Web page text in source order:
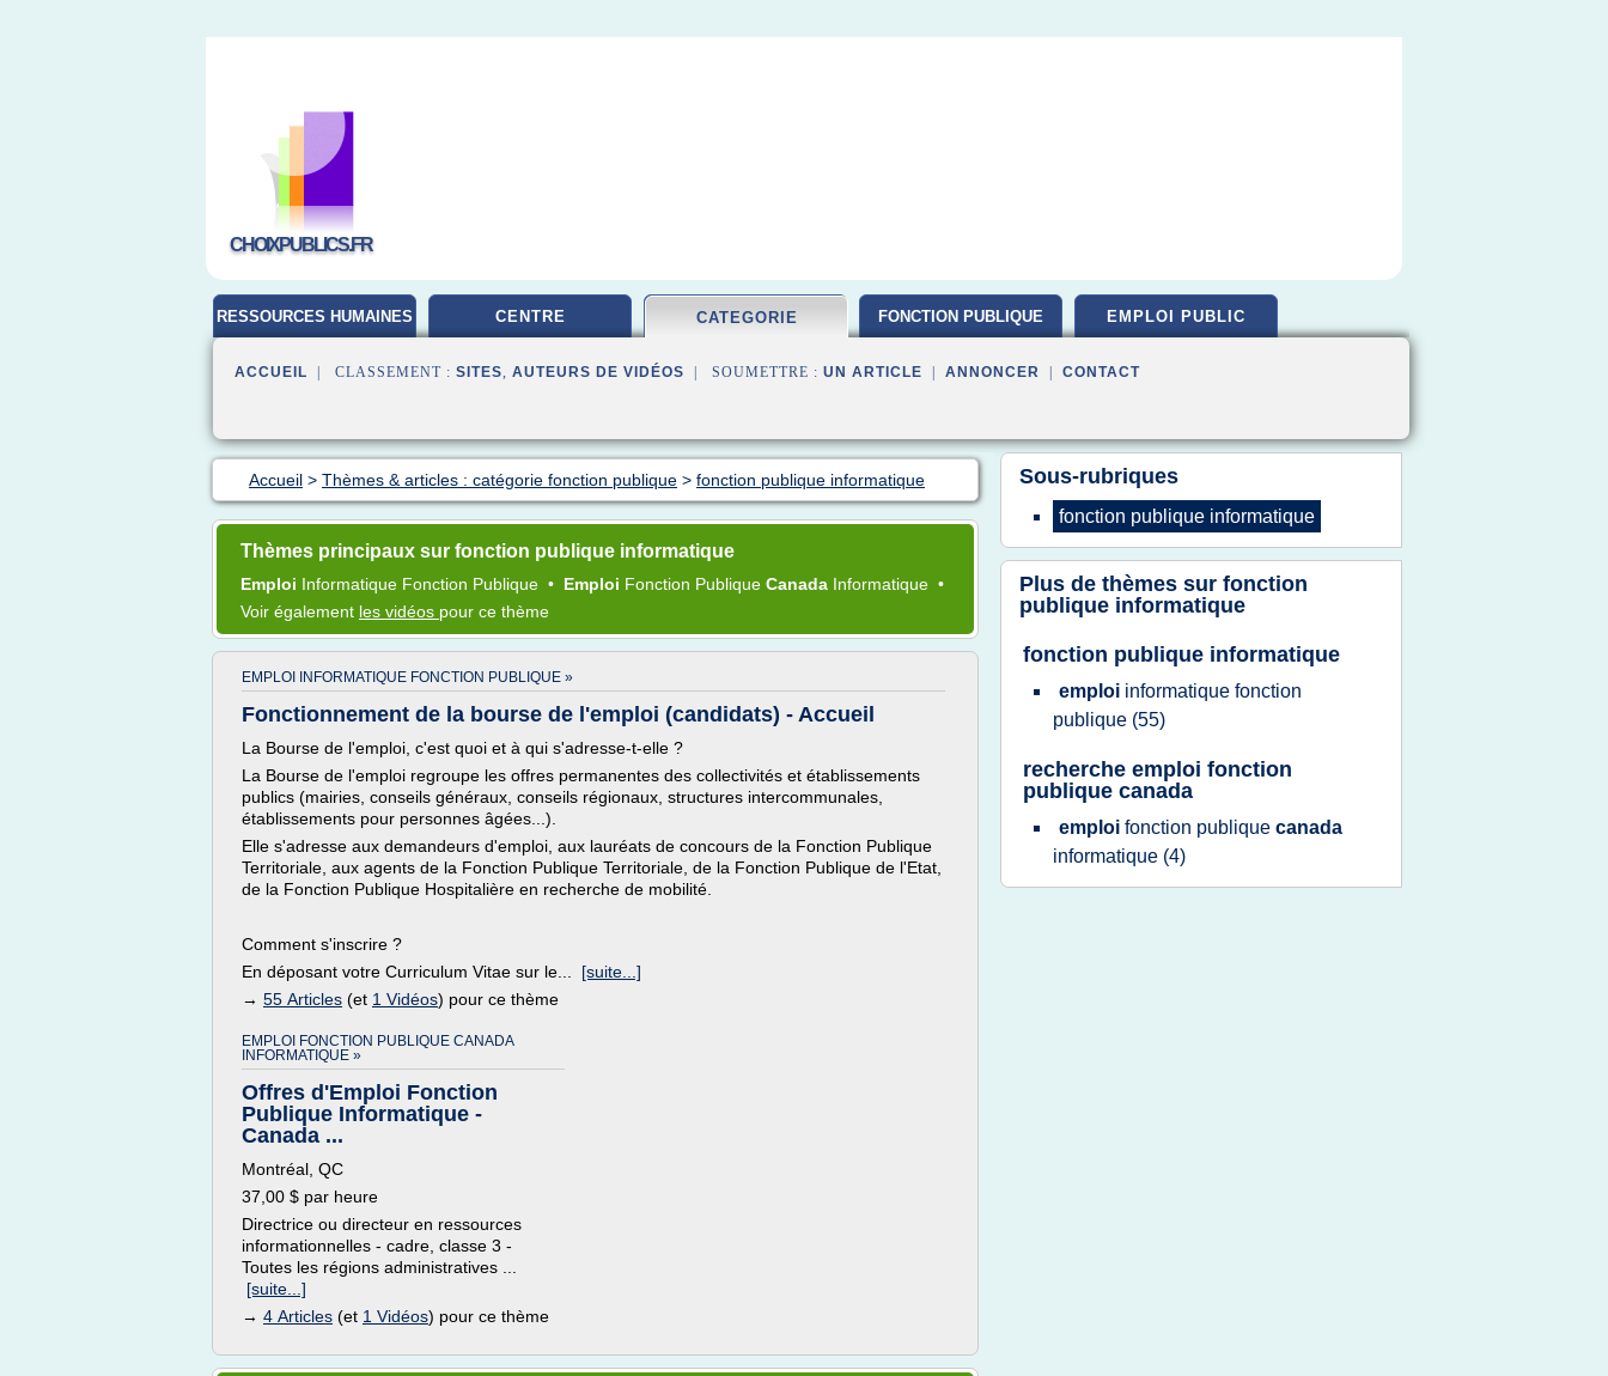
CHOIXPUBLICS.FR
RESSOURCES HUMAINES CENTRE CATEGORIE FONCTION PUBLIQUE EMPLOI PUBLIC
ACCUEIL | CLASSEMENT : SITES, AUTEURS DE VIDÉOS | SOUMETTRE : UN ARTICLE ANNONCER CONTACT
Accueil > Thèmes & articles : catégorie fonction publique > fonction publique informatique
Thèmes principaux sur fonction publique informatique
Emploi Informatique Fonction Publique • Emploi Fonction Publique Canada Informatique •
Voir également les vidéos pour ce thème
EMPLOI INFORMATIQUE FONCTION PUBLIQUE »
Fonctionnement de la bourse de l'emploi (candidats) - Accueil
La Bourse de l'emploi, c'est quoi et à qui s'adresse-t-elle ?
La Bourse de l'emploi regroupe les offres permanentes des collectivités et établissements
publics (mairies, conseils généraux, conseils régionaux, structures intercommunales,
établissements pour personnes âgées...).
Elle s'adresse aux demandeurs d'emploi, aux lauréats de concours de la Fonction Publique
Territoriale, aux agents de la Fonction Publique Territoriale, de la Fonction Publique de l'Etat,
de la Fonction Publique Hospitalière en recherche de mobilité.
Comment s'inscrire ?
En déposant votre Curriculum Vitae sur le... [suite...]
→ 55 Articles (et 1 Vidéos) pour ce thème
EMPLOI FONCTION PUBLIQUE CANADA
INFORMATIQUE »
Offres d'Emploi Fonction
Publique Informatique -
Canada ...
Montréal, QC
37,00 $ par heure
Directrice ou directeur en ressources
informationnelles - cadre, classe 3 -
Toutes les régions administratives ...
[suite...]
→ 4 Articles (et 1 Vidéos) pour ce thème
Sous-rubriques
fonction publique informatique
Plus de thèmes sur fonction
publique informatique
fonction publique informatique
emploi informatique fonction
publique (55)
recherche emploi fonction
publique canada
emploi fonction publique canada
informatique (4)